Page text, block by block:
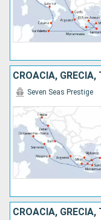
CROACIA,
Seven Seas Prestige